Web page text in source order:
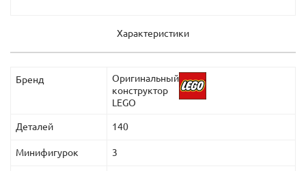
Характеристики
Бренд
Оригинальный
конструктор
LEGO
Деталей 140
Минифигурок 3